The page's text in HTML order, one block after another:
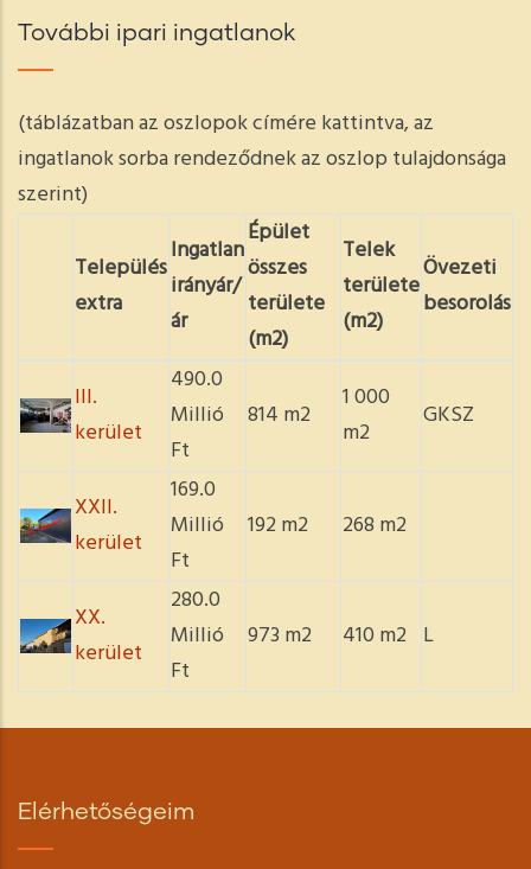
További ipari ingatlanok
(táblázatban az oszlopok címére kattintva, az
ingatlanok sorba rendeződnek az oszlop tulajdonsága
szerint)
Település
extra
Ingatlan
irányár/
ár
Épület
összes
területe
(m2)
Telek
területe
(m2)
Övezeti
besorolás
III.
kerület
490.0
Millió
Ft
814 m2
1 000
m2
GKSZ
XXII.
kerület
169.0
Millió
Ft
192 m2 268 m2
XX.
kerület
280.0
Millió
Ft
973 m2 410 m2 L
Elérhetőségeim